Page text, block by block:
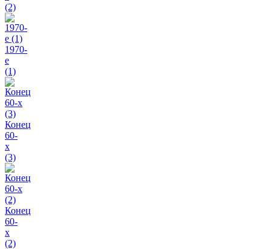
(2)
1970-
е
(1)
Конец
60-
х
(3)
Конец
60-
х
(2)